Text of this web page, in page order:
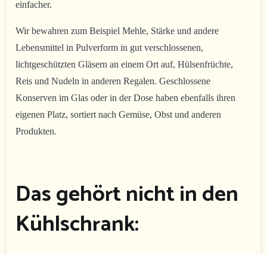
einfacher.
Wir bewahren zum Beispiel Mehle, Stärke und andere
Lebensmittel in Pulverform in gut verschlossenen,
lichtgeschützten Gläsern an einem Ort auf, Hülsenfrüchte,
Reis und Nudeln in anderen Regalen. Geschlossene
Konserven im Glas oder in der Dose haben ebenfalls ihren
eigenen Platz, sortiert nach Gemüse, Obst und anderen
Produkten.
Das gehört nicht in den
Kühlschrank: